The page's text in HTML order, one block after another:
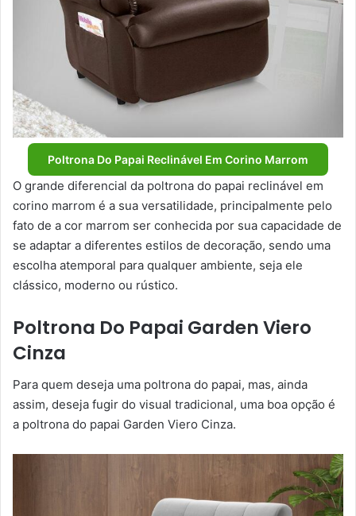
Poltrona Do Papai Reclinável Em Corino Marrom
O grande diferencial da poltrona do papai reclinável em
corino marrom é a sua versatilidade, principalmente pelo
fato de a cor marrom ser conhecida por sua capacidade de
se adaptar a diferentes estilos de decoração, sendo uma
escolha atemporal para qualquer ambiente, seja ele
clássico, moderno ou rústico.
Poltrona Do Papai Garden Viero
Cinza
Para quem deseja uma poltrona do papai, mas, ainda
assim, deseja fugir do visual tradicional, uma boa opção é
a poltrona do papai Garden Viero Cinza.